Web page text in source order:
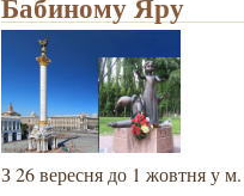
З 26 вересня до 1 жовтня у м.